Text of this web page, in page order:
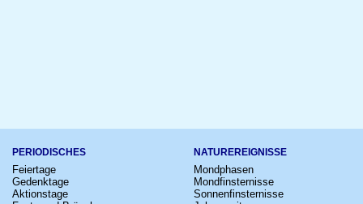
PERIODISCHES
Feiertage
Gedenktage
Aktionstage
NATUREREIGNISSE
Mondphasen
Mondfinsternisse
Sonnenfinsternisse